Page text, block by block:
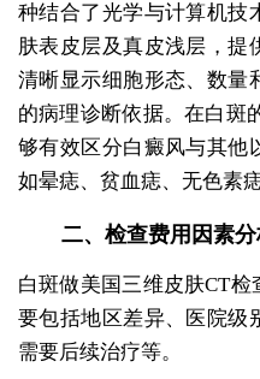
种结合了光学与计算机技
肤表皮层及真皮浅层，提
清晰显示细胞形态、数量
的病理诊断依据。在白斑
够有效区分白癜风与其他
如晕痣、贫血痣、无色素
二、检查费用因素
白斑做美国三维皮肤CT
要包括地区差异、医院级
需要后续治疗等。